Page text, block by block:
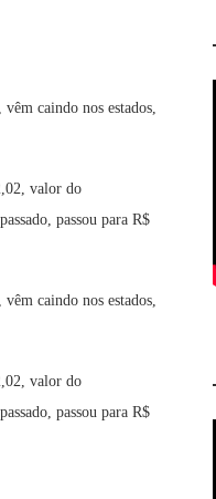
caindo nos estados,
valor do
passou para R$
caindo nos estados,
valor do
passou para R$